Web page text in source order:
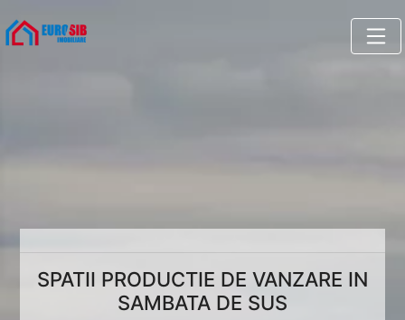
SPATII PRODUCTIE DE VANZARE IN
SAMBATA DE SUS